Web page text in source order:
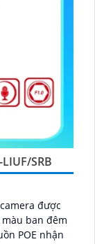
SRB
được
ban đêm
POE nhận